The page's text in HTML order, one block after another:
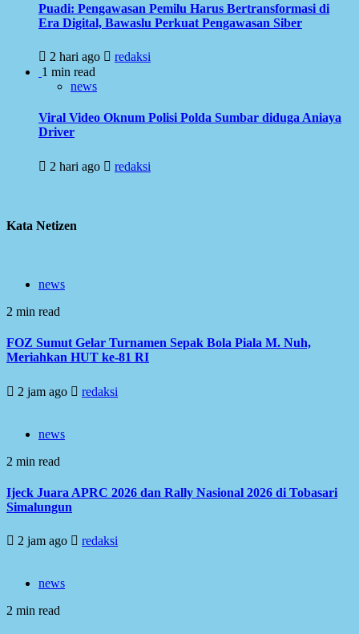
Puadi: Pengawasan Pemilu Harus Bertransformasi di
Era Digital, Bawaslu Perkuat Pengawasan Siber
2 hari ago
redaksi
1 min read
news
Viral Video Oknum Polisi Polda Sumbar diduga Aniaya
Driver
2 hari ago redaksi
Kata Netizen
news
2 min read
FOZ Sumut Gelar Turnamen Sepak Bola Piala M. Nuh,
Meriahkan HUT ke-81 RI
2 jam ago redaksi
news
2 min read
Ijeck Juara APRC 2026 dan Rally Nasional 2026 di Tobasari
Simalungun
2 jam ago redaksi
news
2 min read